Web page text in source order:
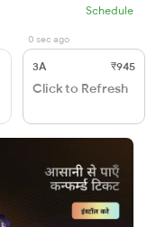
Schedule
0 sec ago
3A ₹945
Click to Refresh